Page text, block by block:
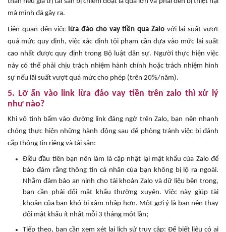
mà mình đã gây ra.
Liên quan đến việc lừa đảo cho vay tiền qua Zalovới lãi suất vượt
quá mức quy định, việc xác định tội phạm cần dựa vào mức lãi suất
cao nhất được quy định trong Bộ luật dân sự. Người thực hiện việc
này có thể phải chịu trách nhiệm hành chính hoặc trách nhiệm hình
sự nếu lãi suất vượt quá mức cho phép (trên 20%/năm).
5. Lỡ ấn vào link lừa đảo vay tiền trên zalo thì xử lý
như nào?
Khi vô tình bấm vào đường link đáng ngờ trên Zalo, bạn nên nhanh
chóng thực hiện những hành động sau để phòng tránh việc bị đánh
cắp thông tin riêng và tài sản:
Điều đầu tiên bạn nên làm là cập nhật lại mật khẩu của Zalo để
bảo đảm rằng thông tin cá nhân của bạn không bị lộ ra ngoài.
Nhằm đảm bảo an ninh cho tài khoản Zalo và dữ liệu bên trong,
bạn cần phải đổi mật khẩu thường xuyên. Việc này giúp tài
khoản của bạn khó bị xâm nhập hơn. Một gợi ý là bạn nên thay
đổi mật khẩu ít nhất mỗi 3 tháng một lần;
Tiếp theo, bạn cần xem xét lại lịch sử truy cập: Để biết liệu có ai